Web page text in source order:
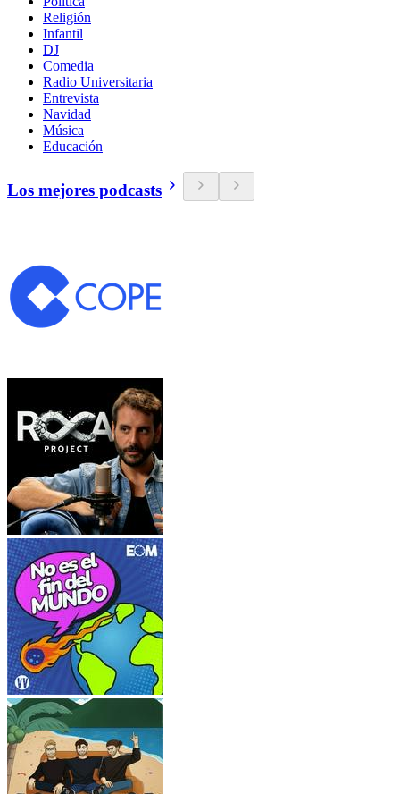
Religión
Infantil
DJ
Comedia
Radio Universitaria
Entrevista
Navidad
Música
Educación
Los mejores podcasts